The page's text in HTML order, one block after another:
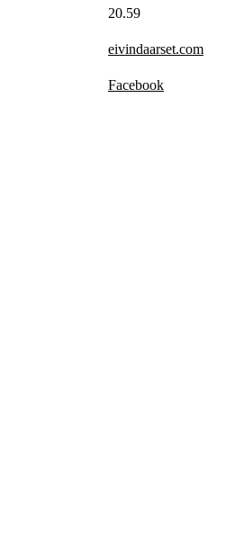
20.59
eivindaarset.com
Facebook